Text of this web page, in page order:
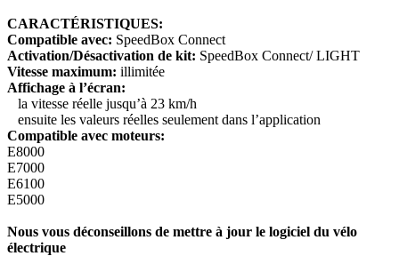
CARACTÉRISTIQUES:
Compatible avec: SpeedBox Connect
Activation/Désactivation de kit: SpeedBox Connect/ LIGHT
Vitesse maximum: illimitée
Affichage à l’écran:
la vitesse réelle jusqu’à 23 km/h
ensuite les valeurs réelles seulement dans l’application
Compatible avec moteurs:
E8000
E7000
E6100
E5000
Nous vous déconseillons de mettre à jour le logiciel du vélo
électrique